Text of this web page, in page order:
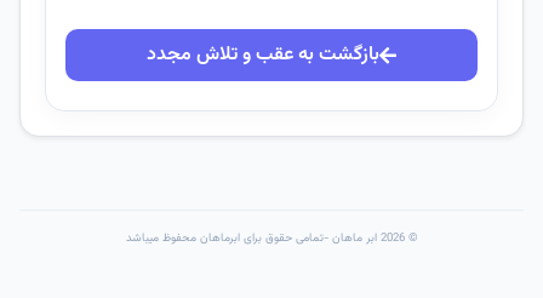
بازگشت به عقب و تلاش مجدد
© 2026 ابر ماهان -تمامی حقوق برای ابرماهان محفوظ میباشد